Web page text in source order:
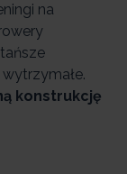
na
konstrukcję